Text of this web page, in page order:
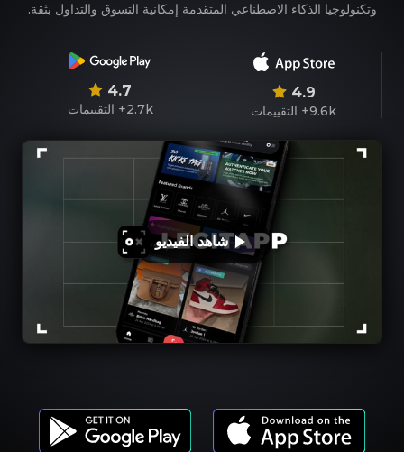
وتكنولوجيا الذكاء الاصطناعي المتقدمة إمكانية التسوق والتداول بثقة.
4.9
9.6k+ التقييمات
4.7
2.7k+ التقييمات
شاهد الفيديو